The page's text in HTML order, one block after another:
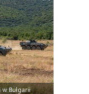
w Bułgarii